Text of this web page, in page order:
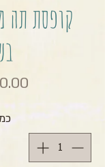
קופסת תה